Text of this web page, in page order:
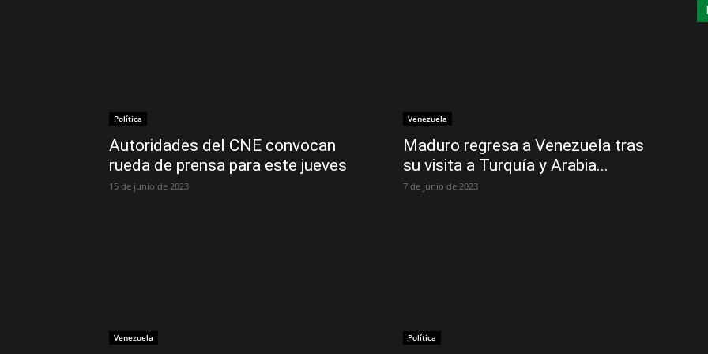
Política
Autoridades del CNE convocan
rueda de prensa para este jueves
15 de junio de 2023
Venezuela
Maduro regresa a Venezuela tras
su visita a Turquía y Arabia...
7 de junio de 2023
Venezuela Política